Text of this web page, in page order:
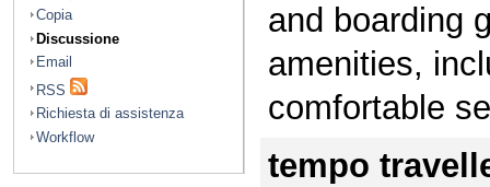
Copia
Discussione
Email
RSS
Richiesta di assistenza
Workflow
and boarding
amenities,
comfortable
tempo